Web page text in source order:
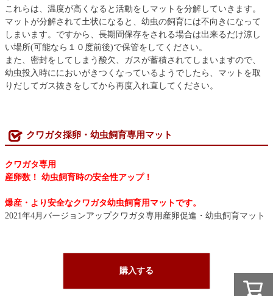
これらは、温度が高くなると活動をしマットを分解していきます。
マットが分解されて土状になると、幼虫の飼育には不向きになって
しまいます。ですから、長期間保存をされる場合は出来るだけ涼し
い場所(可能なら１０度前後)で保管をしてください。
また、密封をしてしまう酸欠、ガスが蓄積されてしまいますので、
幼虫投入時ににおいがきつくなっているようでしたら、マットを取
りだしてガス抜きをしてから再度入れ直してください。
クワガタ採卵・幼虫飼育専用マット
クワガタ専用
産卵数！ 幼虫飼育時の安全性アップ！
爆産・より安全なクワガタ幼虫飼育用マットです。
2021年4月バージョンアップクワガタ専用産卵促進・幼虫飼育マット
購入する